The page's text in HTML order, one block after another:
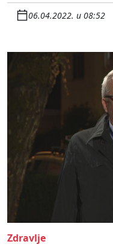
06.04.2022. u 08:52
Zdravlje